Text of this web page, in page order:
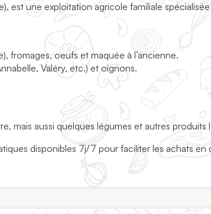
est une exploitation agricole familiale
fromages, oeufs et maquée à l’ancienne.
Valéry, etc.) et oignons.
mais aussi quelques légumes et autres produits
disponibles 7j/7 pour faciliter les achats en